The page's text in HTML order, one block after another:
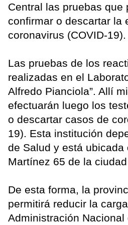
Central las pruebas que
confirmar o descartar la
coronavirus (COVID-19).
Las pruebas de los
realizadas en el
Alfredo Pianciola”. Allí
efectuarán luego los
o descartar casos de
19). Esta institución
de Salud y está ubicada
Martínez 65 de la
De esta forma, la
permitirá reducir la
Administración